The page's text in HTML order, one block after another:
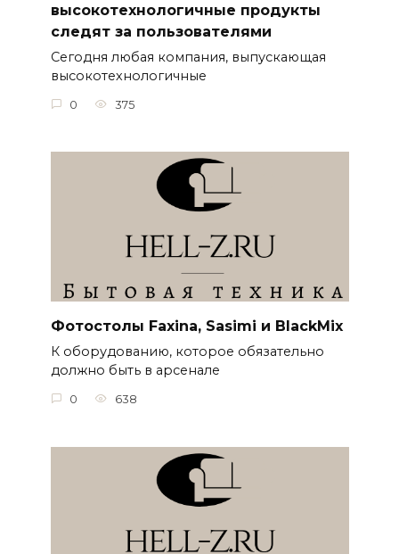
высокотехнологичные продукты
следят за пользователями
Сегодня любая компания, выпускающая
высокотехнологичные
0 375
Фотостолы Faxina, Sasimi и BlackMix
К оборудованию, которое обязательно
должно быть в арсенале
0 638